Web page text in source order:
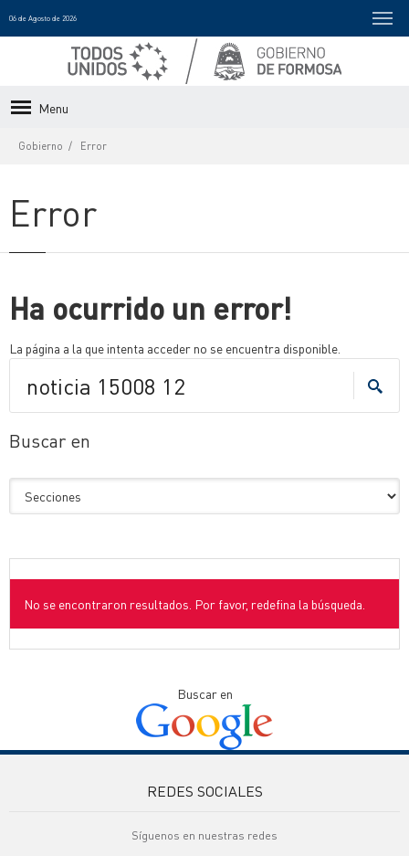
06 de Agosto de 2026
Menu
Gobierno Error
Error
Ha ocurrido un error!
La página a la que intenta acceder no se encuentra disponible.
Buscar en
No se encontraron resultados. Por favor, redefina la búsqueda.
Buscar en
REDES SOCIALES
Síguenos en nuestras redes